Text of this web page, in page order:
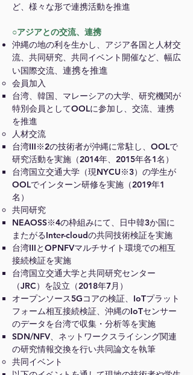
ど、様々な形で連携活動を推進
○アジアとの交流、連携
沖縄の地の利を生かし、アジア各国と人材交
流、共同研究、共同イベント開催など、幅広
い国際交流、 連携を推進
会員加入
台湾、韓国、マレーシアの大学、研究機関が
特別会員としてOOLに参加し、交流、連携
を推進
人材交流
台湾III※2の技術者が沖縄に常駐し、OOLで
研究活動を実施（2014年、2015年各1名）
台湾国立交通大学（現NYCU※3）の学生が
OOLでインターン研修を実施（2019年1
名）
共同研究
NEAOSS※4の枠組みにて、日中韓3か国に
またがるInter-cloudの共同技術検証を実施
台湾IIIとOPNFVマルチサイト環境での相互
接続検証を実施
台湾国立交通大学と共同研究センター
（JRC）を設立（2018年7月）
オープンソース5Gコアの検証、IoTプラット
フォーム相互接続検証、沖縄のIoTセンサー
のデータを台湾で収集・分析等を実施
SDN/NFV、ネットワークスライシング関連
の研究情報交換を行い共同論文を執筆
共同イベント